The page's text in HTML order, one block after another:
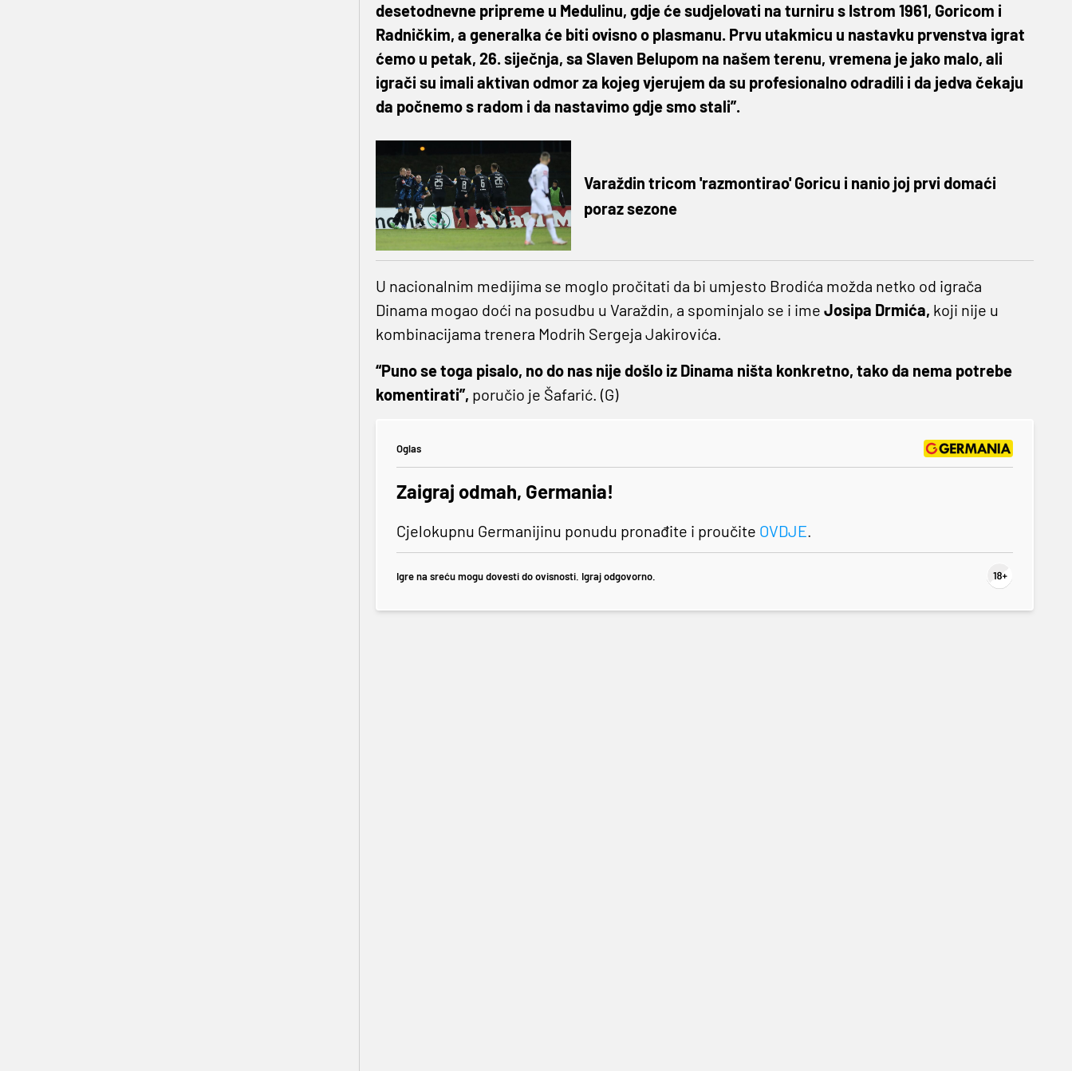
desetodnevne pripreme u Medulinu, gdje će sudjelovati na turniru s Istrom 1961, Goricom i
Radničkim, a generalka će biti ovisno o plasmanu. Prvu utakmicu u nastavku prvenstva igrat
ćemo u petak, 26. siječnja, sa Slaven Belupom na našem terenu, vremena je jako malo, ali
igrači su imali aktivan odmor za kojeg vjerujem da su profesionalno odradili i da jedva čekaju
da počnemo s radom i da nastavimo gdje smo stali”.
Varaždin tricom 'razmontirao' Goricu i nanio joj prvi domaći
poraz sezone
U nacionalnim medijima se moglo pročitati da bi umjesto Brodića možda netko od igrača
Dinama mogao doći na posudbu u Varaždin, a spominjalo se i ime Josipa Drmića, koji nije u
kombinacijama trenera Modrih Sergeja Jakirovića.
“Puno se toga pisalo, no do nas nije došlo iz Dinama ništa konkretno, tako da nema potrebe
komentirati”, poručio je Šafarić. (G)
Oglas
Zaigraj odmah, Germania!
Cjelokupnu Germanijinu ponudu pronađite i proučite OVDJE.
Igre na sreću mogu dovesti do ovisnosti. Igraj odgovorno.